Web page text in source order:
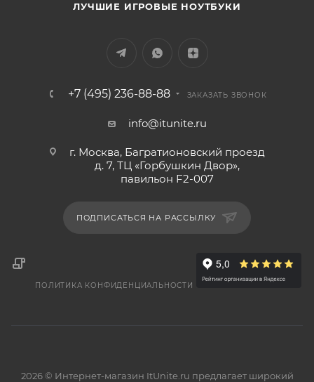
ЛУЧШИЕ ИГРОВЫЕ НОУТБУКИ
+7 (495) 236-88-88 ЗАКАЗАТЬ ЗВОНОК
info@itunite.ru
г. Москва, Багратионовский проезд
д. 7, ТЦ «Горбушкин Двор»,
павильон F2-007
ПОДПИСАТЬСЯ НА РАССЫЛКУ
ПОЛИТИКА КОНФИДЕНЦИАЛЬНОСТИ
2026 © Интернет-магазин ItUnite.ru предлагает широкий